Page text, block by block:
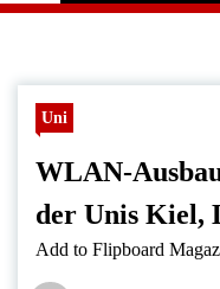
Uni
WLAN-
der Unis Kiel,
Add to Flipboard